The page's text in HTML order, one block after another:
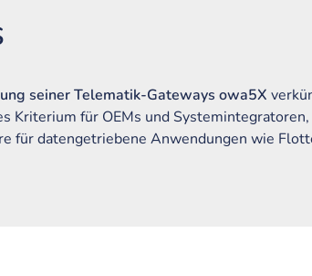
seiner Telematik-Gateways owa5X
Kriterium für OEMs und
für datengetriebene Anwendungen wie